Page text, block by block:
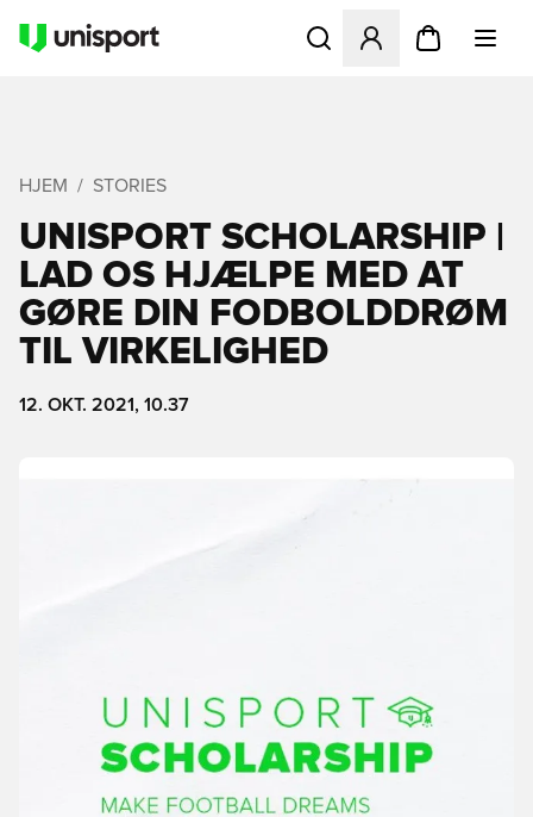
Åbner en Modal til at
HJEM STORIES
UNISPORT SCHOLARSHIP |
LAD OS HJÆLPE MED AT
GØRE DIN FODBOLDDRØM
TIL VIRKELIGHED
12. OKT. 2021, 10.37